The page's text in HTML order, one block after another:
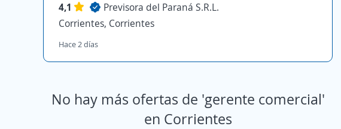
4,1
Previsora del Paraná S.R.L.
Corrientes, Corrientes
Hace 2 días
No hay más ofertas de 'gerente comercial'
en Corrientes